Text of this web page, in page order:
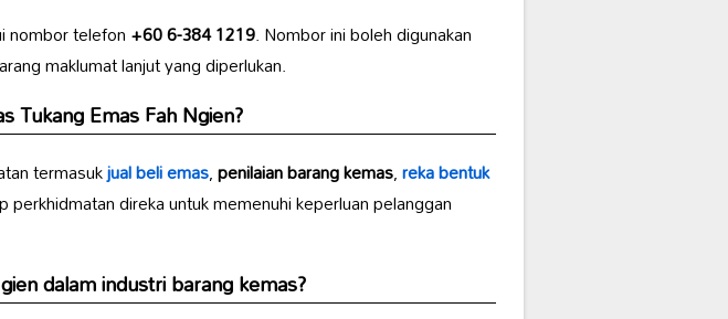
nombor telefon+60 6-384 1219. Nombor ini boleh digunakan
maklumat lanjut yang diperlukan.
Tukang Emas Fah Ngien?
termasukjual beli emas,penilaian barang kemas,reka bentuk
perkhidmatan direka untuk memenuhi keperluan pelanggan
dalam industri barang kemas?